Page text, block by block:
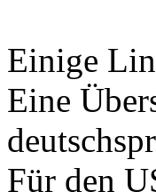
Einige
Eine
Für den